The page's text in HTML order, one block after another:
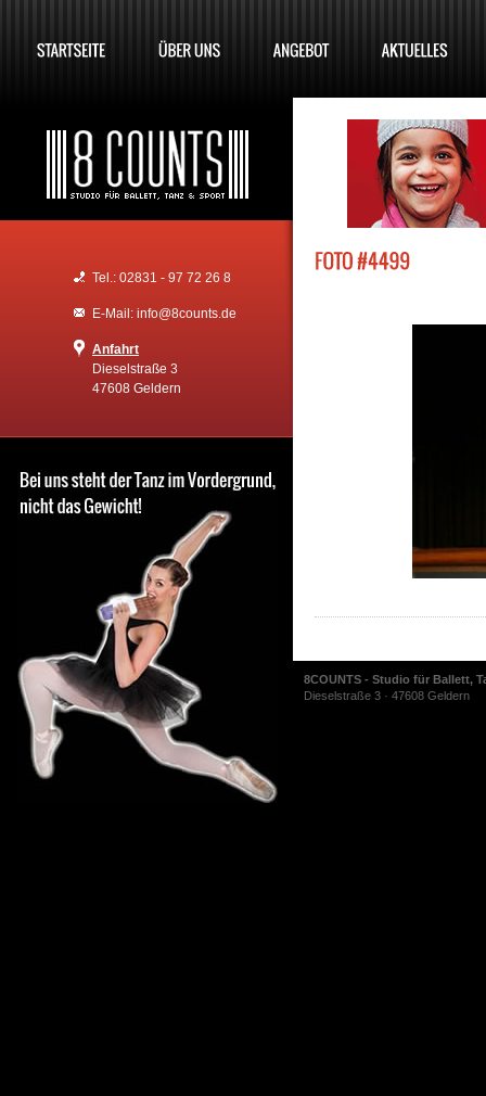
Tel.: 02831 - 97 72 26 8
E-Mail: info@8counts.de
Anfahrt
Dieselstraße 3
47608 Geldern
8COUNTS - Studio für Ballett,
Dieselstraße 3 · 47608 Geldern